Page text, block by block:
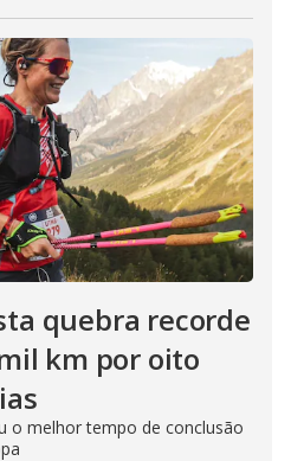
quebra recorde
km por oito
o melhor tempo de conclusão